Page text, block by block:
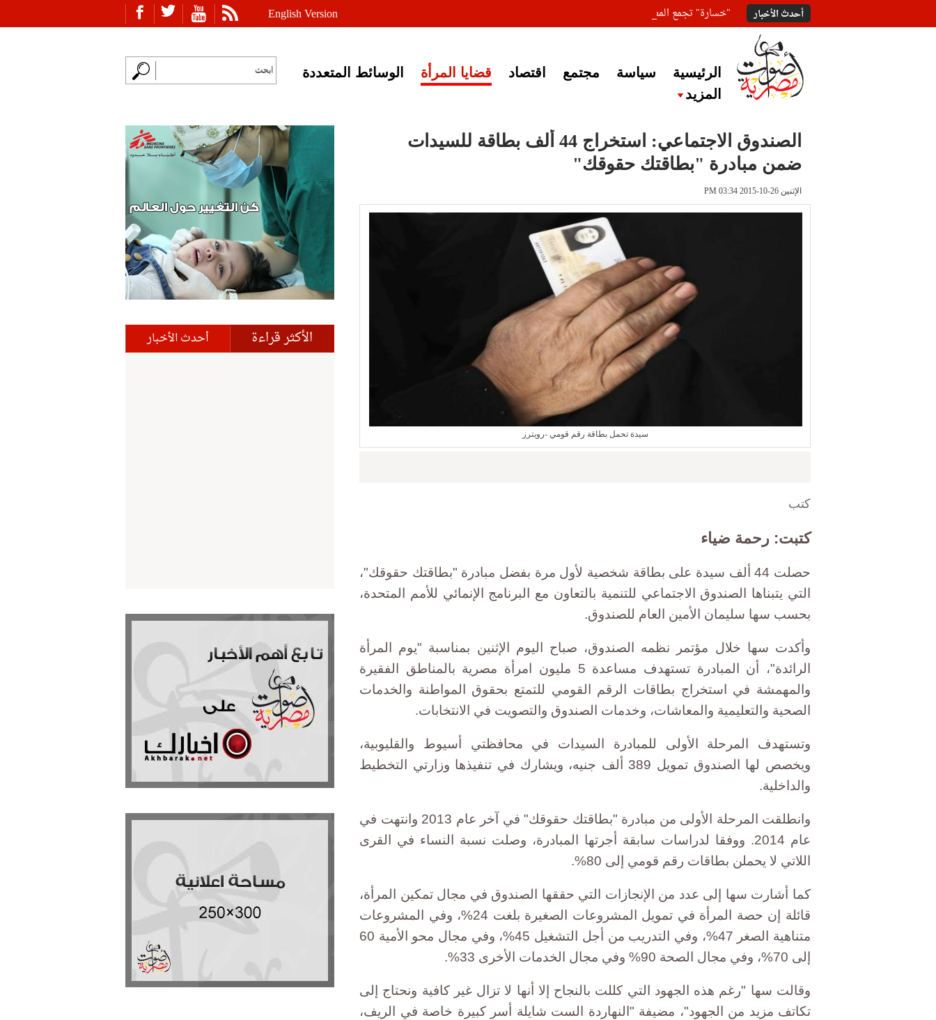
English Version أحدث الأخبار "خسارة" تجمع المعلقين على خبر إغلاق أصوات مصرية
الرئيسية سياسة مجتمع اقتصاد قضايا المرأة
الوسائط المتعددة
المزيد
الصندوق الاجتماعي: استخراج 44 ألف بطاقة للسيدات
ضمن مبادرة "بطاقتك حقوقك"
الإثنين 26-10-2015 PM 03:34
سيدة تحمل بطاقة رقم قومي -رويترز
كتب
كتبت: رحمة ضياء
حصلت 44 ألف سيدة على بطاقة شخصية لأول مرة بفضل مبادرة "بطاقتك حقوقك"،
التي يتبناها الصندوق الاجتماعي للتنمية بالتعاون مع البرنامج الإنمائي للأمم المتحدة،
بحسب سها سليمان الأمين العام للصندوق.
وأكدت سها خلال مؤتمر نظمه الصندوق، صباح اليوم الإثنين بمناسبة "يوم المرأة
الرائدة"، أن المبادرة تستهدف مساعدة 5 مليون امرأة مصرية بالمناطق الفقيرة
والمهمشة في استخراج بطاقات الرقم القومي للتمتع بحقوق المواطنة والخدمات
الصحية والتعليمية والمعاشات، وخدمات الصندوق والتصويت في الانتخابات.
وتستهدف المرحلة الأولى للمبادرة السيدات في محافظتي أسيوط والقليوبية،
ويخصص لها الصندوق تمويل 389 ألف جنيه، ويشارك في تنفيذها وزارتي التخطيط
والداخلية.
وانطلقت المرحلة الأولى من مبادرة "بطاقتك حقوقك" في آخر عام 2013 وانتهت في
عام 2014. ووفقا لدراسات سابقة أجرتها المبادرة، وصلت نسبة النساء في القرى
اللاتي لا يحملن بطاقات رقم قومي إلى 80%.
كما أشارت سها إلى عدد من الإنجازات التي حققها الصندوق في مجال تمكين المرأة،
قائلة إن حصة المرأة في تمويل المشروعات الصغيرة بلغت 24%، وفي المشروعات
متناهية الصغر 47%، وفي التدريب من أجل التشغيل 45%، وفي مجال محو الأمية 60
إلى 70%، وفي مجال الصحة 90% وفي مجال الخدمات الأخرى 33%.
وقالت سها "رغم هذه الجهود التي كللت بالنجاح إلا أنها لا تزال غير كافية ونحتاج إلى
تكاتف مزيد من الجهود"، مضيفة "النهاردة الست شايلة أسر كبيرة خاصة في الريف،
الأكثر قراءة أحدث الأخبار